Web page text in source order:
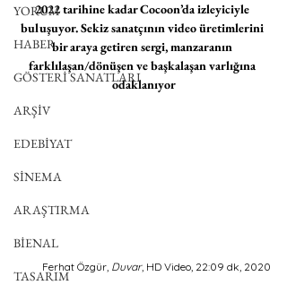
YORUM
HABER
GÖSTERİ SANATLARI
ARŞİV
EDEBİYAT
SİNEMA
ARAŞTIRMA
BİENAL
TASARIM
2022 tarihine kadar Cocoon’da izleyiciyle
buluşuyor. Sekiz sanatçının video üretimlerini
bir araya getiren sergi, manzaranın
farklılaşan/dönüşen ve başkalaşan varlığına
odaklanıyor
Ferhat Özgür, Duvar, HD Video, 22:09 dk, 2020